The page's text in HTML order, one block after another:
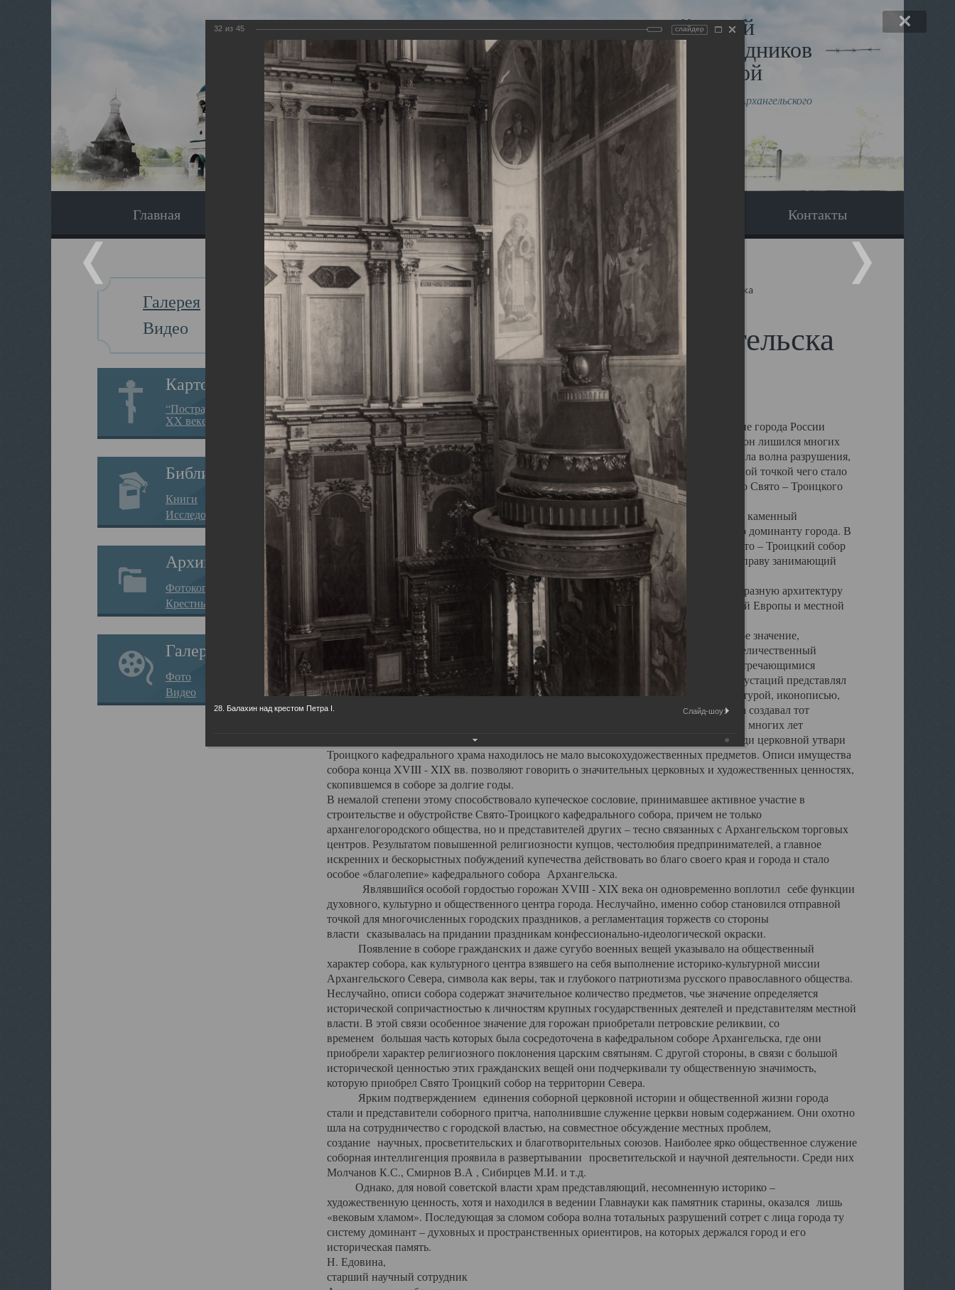
Виртуальный музей
Новомучеников и исповедников
Земли Архангельской
Сайт создан по благословлению митрополита Архангельского
и Холмогорского Даниила
Главная Экскурсия Наследники Вопрос-ответ Контакты
Галерея
Видео
Картотека
“Пострадавшие за веру в
XX веке на Севере”
Библиотека
Книги
Исследования
Архив
Фотокопии дел
Крестные ходы
Галерея
Фото
Видео
Главная Галерея Храмы-мученики Архангельска Свято-Троицкий собор Архангельска
Свято-Троицкий собор Архангельска
Свято-Троицкий собор Архангельска
23.12.2015
Сегодня мы можем говорить, что Архангельск в большей мере, чем другие губернские города России
пострадал от целенаправленных систематических разрушений, в результате которых он лишился многих
выдающихся памятников архитектуры. Больше всего по старому Архангельску ударила волна разрушения,
вызванная борьбой с религией, набравшая особую силу в конце 20 –х годов. Отправной точкой чего стало
разрушение православного центра архангельской губернии - ансамбля кафедрального Свято – Троицкого
собора Архангельска.
Возникнув в начале XVIII века в центре Архангельска, величественный каменный
двухэтажный Троицкий собор, сразу превратился в зрительную и градостроительную доминанту города. В
XVIII веке по масштабам ему не было равных на Севере. Вплоть до разрушения Свято – Троицкий собор
оставался самым высоким и значительным из городских строений Архангельска, по праву занимающий
второе место, после гостиных дворов, в градостроительной картине Архангельска.
Один из самых больших и светлых соборов России воплотил в себе яркую и своеобразную архитектуру
портового города с отраженными в ней архитектурными течениями России, Западной Европы и местной
архангелогородской школы церковного зодчества.
Масштабность, благолепие и богатство собора, вполне оправдывали его кафедральное значение,
заслуженно выделяя из многочисленных культовых построек города. Обширный и величественный
иконостас украшенный колоннами ионического стиля, с единственными нигде не встречающимися
царскими вратами, изящным фронтоном и множеством резных, символических инкрустаций представлял
собой поистине художественную ценность. В совокупности же с живописью, скульптурой, иконописью,
шитьем, многочисленными предметами церковной утвари интерьер Троицкого храма создавал тот
неповторимый красочный ансамбль декоративного убранства собора, на протяжении многих лет
поражающий воображение своих посетителей. В соборной ризнице, библиотеке, среди церковной утвари
Троицкого кафедрального храма находилось не мало высокохудожественных предметов. Описи имущества
собора конца XVIII - XIX вв. позволяют говорить о значительных церковных и художественных ценностях,
скопившемся в соборе за долгие годы.
В немалой степени этому способствовало купеческое сословие, принимавшее активное участие в
строительстве и обустройстве Свято-Троицкого кафедрального собора, причем не только
архангелогородского общества, но и представителей других – тесно связанных с Архангельском торговых
центров. Результатом повышенной религиозности купцов, честолюбия предпринимателей, а главное
искренних и бескорыстных побуждений купечества действовать во благо своего края и города и стало
особое «благолепие» кафедрального собора Архангельска.
Являвшийся особой гордостью горожан XVIII - XIX века он одновременно воплотил себе функции
духовного, культурно и общественного центра города. Неслучайно, именно собор становился отправной
точкой для многочисленных городских праздников, а регламентация торжеств со стороны
власти сказывалась на придании праздникам конфессионально-идеологической окраски.
Появление в соборе гражданских и даже сугубо военных вещей указывало на общественный
характер собора, как культурного центра взявшего на себя выполнение историко-культурной миссии
Архангельского Севера, символа как веры, так и глубокого патриотизма русского православного общества.
Неслучайно, описи собора содержат значительное количество предметов, чье значение определяется
исторической сопричастностью к личностям крупных государственных деятелей и представителям местной
власти. В этой связи особенное значение для горожан приобретали петровские реликвии, со
временем большая часть которых была сосредоточена в кафедральном соборе Архангельска, где они
приобрели характер религиозного поклонения царским святыням. С другой стороны, в связи с большой
исторической ценностью этих гражданских вещей они подчеркивали ту общественную значимость,
которую приобрел Свято Троицкий собор на территории Севера.
Ярким подтверждением единения соборной церковной истории и общественной жизни города
стали и представители соборного притча, наполнившие служение церкви новым содержанием. Они охотно
шла на сотрудничество с городской властью, на совместное обсуждение местных проблем,
создание научных, просветительских и благотворительных союзов. Наиболее ярко общественное служение
соборная интеллигенция проявила в развертывании просветительской и научной деятельности. Среди них
Молчанов К.С., Смирнов В.А , Сибирцев М.И. и т.д.
Однако, для новой советской власти храм представляющий, несомненную историко –
художественную ценность, хотя и находился в ведении Главнауки как памятник старины, оказался лишь
«вековым хламом». Последующая за сломом собора волна тотальных разрушений сотрет с лица города ту
систему доминант – духовных и пространственных ориентиров, на которых держался город и его
историческая память.
Н. Едовина,
старший научный сотрудник
32 из 45 слайдер
28. Балахин над крестом Петра I. Слайд-шоу: